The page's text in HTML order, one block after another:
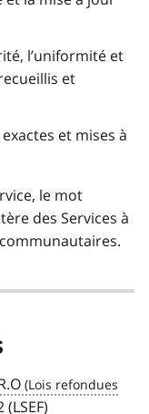
l’uniformité et
et
et mises à
le mot
des Services à
(LSEF)